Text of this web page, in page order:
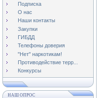
Подписка
О нас
Наши контакты
Закупки
ГИБДД
Телефоны доверия
"Нет" наркотикам!
Противодействие терр...
Конкурсы
НАШ ОПРОС